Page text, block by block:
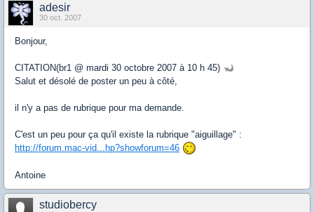
adesir
30 oct. 2007
Bonjour,
CITATION(br1 @ mardi 30 octobre 2007 à 10 h 45)
Salut et désolé de poster un peu à côté,
il n'y a pas de rubrique pour ma demande.
C'est un peu pour ça qu'il existe la rubrique "aiguillage" :
http://forum.mac-vid...hp?showforum=46
Antoine
studiobercy